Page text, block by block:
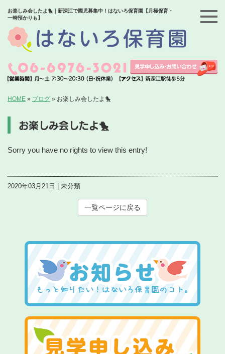
お楽しみ会したよ🐤｜新深江で園児募集中！はないろ保育園【月極保育・
一時預かりも】
HOME » ブログ » お楽しみ会したよ🐤
お楽しみ会したよ🐤
Sorry you have no rights to view this entry!
2020年03月21日 | 未分類
一覧ページに戻る